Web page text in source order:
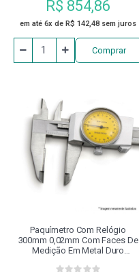
R$ 854,86
em até 6x de R$ 142,48 sem juros
Comprar
Paquímetro Com Relógio
300mm 0,02mm Com Faces De
Medição Em Metal Duro